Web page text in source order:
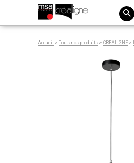
Accueil > Tous nos produits > CREALIGNE >